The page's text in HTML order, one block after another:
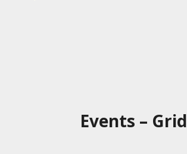
Events – Grid